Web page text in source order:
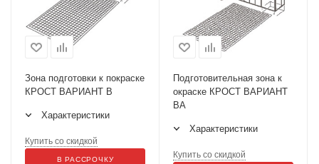
Зона подготовки к покраске
КРОСТ ВАРИАНТ В
Характеристики
Купить со скидкой
В РАССРОЧКУ
Подготовительная зона к
окраске КРОСТ ВАРИАНТ
ВА
Характеристики
Купить со скидкой